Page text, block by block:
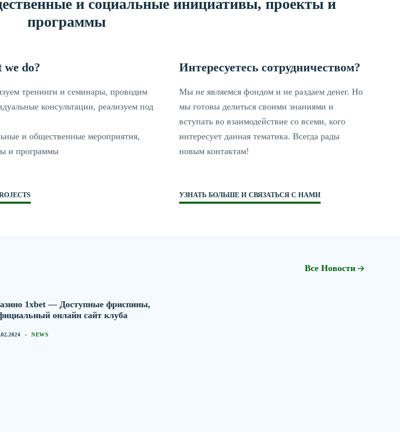
и социальные инициативы, проекты и
программы
we do?
тренинги и семинары, проводим
консультации, реализуем под
и общественные мероприятия,
и программы
Интересуетесь сотрудничеством?
Мы не являемся фондом и не раздаем денег. Но
мы готовы делиться своими знаниями и
вступать во взаимодействие со всеми, кого
интересует данная тематика. Всегда рады
новым контактам!
УЗНАТЬ БОЛЬШЕ И СВЯЗАТЬСЯ С НАМИ
Все Новости
1xbet — Доступные фриспины,
онлайн сайт клуба
NEWS